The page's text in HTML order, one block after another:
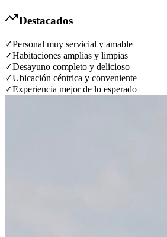
Destacados
✓Personal muy servicial y amable
✓Habitaciones amplias y limpias
✓Desayuno completo y delicioso
✓Ubicación céntrica y conveniente
✓Experiencia mejor de lo esperado